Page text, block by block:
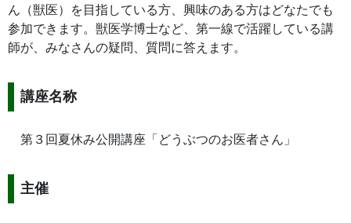
ん（獣医）を目指している方、興味のある方はどなたでも
参加できます。獣医学博士など、第一線で活躍している講
師が、みなさんの疑問、質問に答えます。
講座名称
第３回夏休み公開講座「どうぶつのお医者さん」
主催